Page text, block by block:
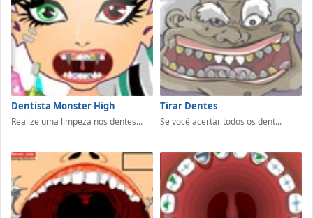
Dentista Monster High
Realize uma limpeza nos dentes...
Tirar Dentes
Se você acertar todos os dent...